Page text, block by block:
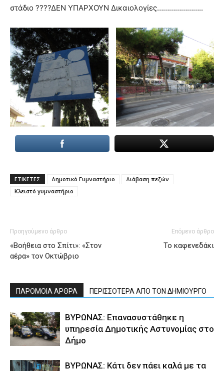
στάδιο ????ΔΕΝ ΥΠΑΡΧΟΥΝ Δικαιολογίες…………………..
ΕΤΙΚΕΤΕΣ Δημοτικό Γυμναστήριο
Διάβαση πεζών
Κλειστό γυμναστήριο
Προηγούμενο άρθρο
«Βοήθεια στο Σπίτι»: «Στον
αέρα» τον Οκτώβριο
Επόμενο άρθρο
Το καφενεδάκι
ΠΑΡΟΜΟΙΑ ΑΡΘΡΑ ΠΕΡΙΣΣΟΤΕΡΑ ΑΠΟ ΤΟΝ ΔΗΜΙΟΥΡΓΟ
ΒΥΡΩΝΑΣ: Επανασυστάθηκε η
υπηρεσία Δημοτικής Αστυνομίας στο
Δήμο
ΒΥΡΩΝΑΣ: Κάτι δεν πάει καλά με τα